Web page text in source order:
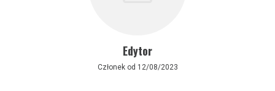
Edytor
Członek od 12/08/2023